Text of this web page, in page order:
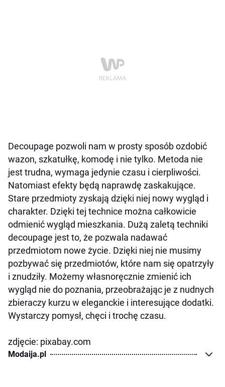
Decoupage pozwoli nam w prosty sposób ozdobić
wazon, szkatułkę, komodę i nie tylko. Metoda nie
jest trudna, wymaga jedynie czasu i cierpliwości.
Natomiast efekty będą naprawdę zaskakujące.
Stare przedmioty zyskają dzięki niej nowy wygląd i
charakter. Dzięki tej technice można całkowicie
odmienić wygląd mieszkania. Dużą zaletą techniki
decoupage jest to, że pozwala nadawać
przedmiotom nowe życie. Dzięki niej nie musimy
pozbywać się przedmiotów, które nam się opatrzyły
i znudziły. Możemy własnoręcznie zmienić ich
wygląd nie do poznania, przeobrażając je z nudnych
zbieraczy kurzu w eleganckie i interesujące dodatki.
Wystarczy pomysł, chęci i trochę czasu.
zdjęcie: pixabay.com
Modaija.pl